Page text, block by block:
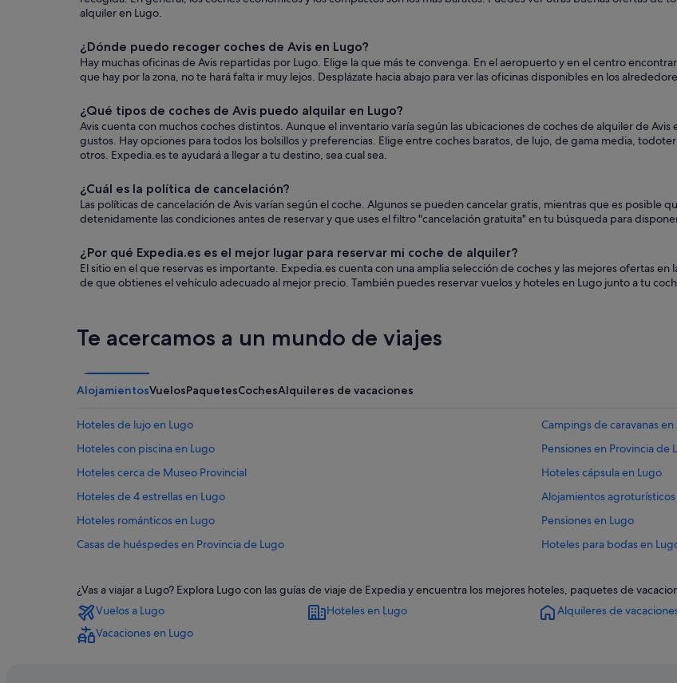
alquiler en Lugo.
¿Dónde puedo recoger coches de Avis en Lugo?
Hay muchas oficinas de Avis repartidas por Lugo. Elige la que más te convenga. En el aeropuerto y en el centro
que hay por la zona, no te hará falta ir muy lejos. Desplázate hacia abajo para ver las oficinas disponibles en los
¿Qué tipos de coches de Avis puedo alquilar en Lugo?
Avis cuenta con muchos coches distintos. Aunque el inventario varía según las ubicaciones de coches de alquiler de
gustos. Hay opciones para todos los bolsillos y preferencias. Elige entre coches baratos, de lujo, de gama media,
otros. Expedia.es te ayudará a llegar a tu destino, sea cual sea.
¿Cuál es la política de cancelación?
Las políticas de cancelación de Avis varían según el coche. Algunos se pueden cancelar gratis, mientras que es posible
detenidamente las condiciones antes de reservar y que uses el filtro "cancelación gratuita" en tu búsqueda para
¿Por qué Expedia.es es el mejor lugar para reservar mi coche de alquiler?
El sitio en el que reservas es importante. Expedia.es cuenta con una amplia selección de coches y las mejores ofertas
de que obtienes el vehículo adecuado al mejor precio. También puedes reservar vuelos y hoteles en Lugo junto a tu
Te acercamos a un mundo de viajes
AlojamientosVuelosPaquetesCochesAlquileres de vacaciones
Hoteles de lujo en Lugo
Campings de caravanas
Hoteles con piscina en Lugo
Pensiones en Provincia de
Hoteles cerca de Museo Provincial
Hoteles cápsula en Lugo
Hoteles de 4 estrellas en Lugo
Alojamientos
Hoteles románticos en Lugo
Pensiones en Lugo
Casas de huéspedes en Provincia de Lugo
Hoteles para bodas en
Tiendas de safari en Lugo
Hoteles cerca de Catedral
Hoteles para ir de compras en Lugo
Hoteles de aventura en
Villas en Provincia de Lugo
¿Vas a viajar a Lugo? Explora Lugo con las guías de viaje de Expedia y encuentra los mejores hoteles, paquetes de
Vuelos a Lugo
Hoteles en Lugo Alquileres de
Vacaciones en Lugo